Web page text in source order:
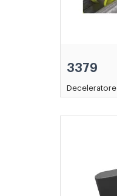
3379
Deceleratore